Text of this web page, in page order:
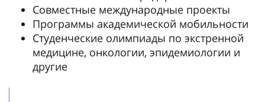
Совместные международные проекты
Программы академической мобильности
Студенческие олимпиады по экстренной
медицине, онкологии, эпидемиологии и
другие